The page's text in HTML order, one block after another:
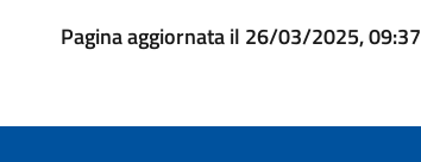
Pagina aggiornata il 26/03/2025, 09:37